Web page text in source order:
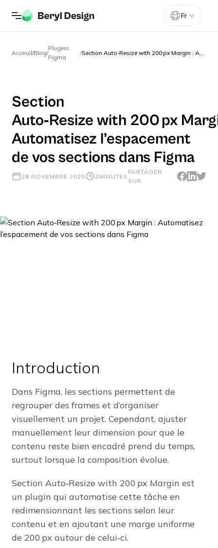
Fr
Acceuil/Blog/
Plugins
Figma
/
Section
Auto‑Resize with 200 px
Automatisez l’espacement
de vos sections dans Figma
28 NOVEMBRE 2025 2 MINUTES
PARTAGER
SUR
Introduction
Dans Figma, les sections permettent de
regrouper des frames et d’organiser
visuellement un projet. Cependant, ajuster
manuellement leur dimension pour que le
contenu reste bien encadré prend du temps,
surtout lorsque la composition évolue.
Section Auto‑Resize with 200 px Margin est
un plugin qui automatise cette tâche en
redimensionnant les sections selon leur
contenu et en ajoutant une marge uniforme
de 200 px autour de celui‑ci.